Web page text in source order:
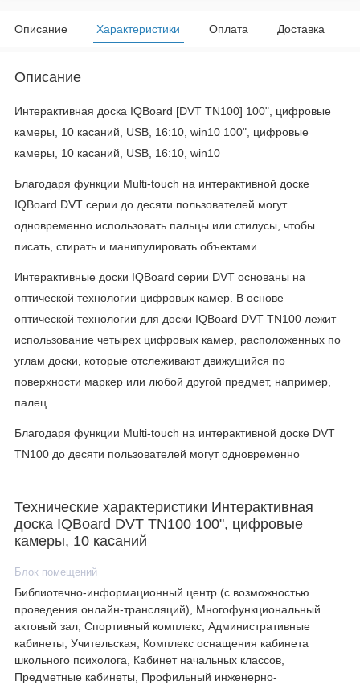
Описание Характеристики Оплата Доставка
Описание
Интерактивная доска IQBoard [DVT TN100] 100", цифровые
камеры, 10 касаний, USB, 16:10, win10 100", цифровые
камеры, 10 касаний, USB, 16:10, win10
Благодаря функции Multi-touch на интерактивной доске
IQBoard DVT серии до десяти пользователей могут
одновременно использовать пальцы или стилусы, чтобы
писать, стирать и манипулировать объектами.
Интерактивные доски IQBoard серии DVT основаны на
оптической технологии цифровых камер. В основе
оптической технологии для доски IQBoard DVT TN100 лежит
использование четырех цифровых камер, расположенных по
углам доски, которые отслеживают движущийся по
поверхности маркер или любой другой предмет, например,
палец.
Благодаря функции Multi-touch на интерактивной доске DVT
TN100 до десяти пользователей могут одновременно
IQBoard DVT TN100 поддерживается функция распознавания
жестов.
На обеих сторонах рамки расположено по 18 кнопок для
вызова определенных, наиболее часто используемых
функций. Антибликовое полимерное покрытие доски
оптимизировано для проецирования, на рабочую
поверхность доски можно наносить надписи стандартными
маркерами сухого стирания.
Технические характеристики Интерактивная
доска IQBoard DVT TN100 100", цифровые
камеры, 10 касаний
Блок помещений
Библиотечно-информационный центр (с возможностью
проведения онлайн-трансляций), Многофункциональный
актовый зал, Спортивный комплекс, Административные
кабинеты, Учительская, Комплекс оснащения кабинета
школьного психолога, Кабинет начальных классов,
Предметные кабинеты, Профильный инженерно-